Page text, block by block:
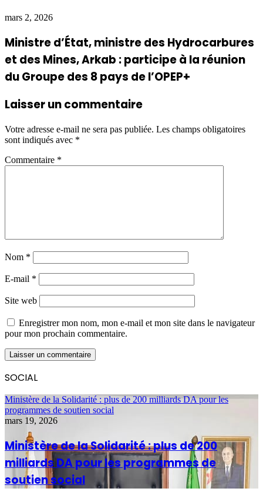
mars 2, 2026
Ministre d’État, ministre des Hydrocarbures
et des Mines, Arkab : participe à la réunion
du Groupe des 8 pays de l’OPEP+
Laisser un commentaire
Votre adresse e-mail ne sera pas publiée. Les champs obligatoires
sont indiqués avec *
Commentaire *
Nom *
E-mail *
Site web
Enregistrer mon nom, mon e-mail et mon site dans le navigateur
pour mon prochain commentaire.
SOCIAL
Ministère de la Solidarité : plus de 200 milliards DA pour les
programmes de soutien social
mars 19, 2026
Ministère de la Solidarité : plus de 200
milliards DA pour les programmes de
soutien social